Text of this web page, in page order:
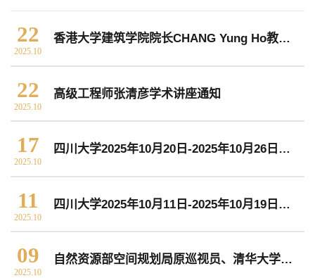
院党委 院行政 院工会 教授委员会
本科教育 研究生教育 继续教育
科研概况 学术动态 科研平台 科研办事流程
22
2025.10
香港大学建筑学院院长CHANG Yung Ho教授学术讲座通知
22
2025.10
高级工程师张清彦学术讲座通知
17
2025.10
四川大学2025年10月20日-2025年10月26日校园文化活动预告
11
2025.10
四川大学2025年10月11日-2025年10月19日校园文化活动预告
09
2025.10
自然资源部空间规划局原巡视员、清华大学新型城镇化研究院特聘研究员赵永革学术讲座通知